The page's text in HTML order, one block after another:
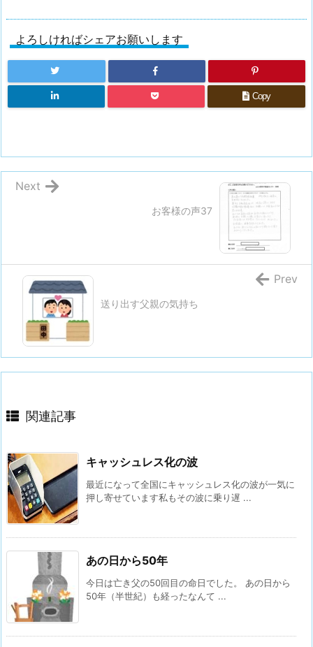
よろしければシェアお願いします
Copy
お客様の声37
Next
送り出す父親の気持ち
Prev
関連記事
キャッシュレス化の波
最近になって全国にキャッシュレス化の波が一気に
押し寄せています私もその波に乗り遅 ...
あの日から50年
今日は亡き父の50回目の命日でした。 あの日から
50年（半世紀）も経ったなんて ...